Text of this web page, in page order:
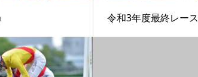
令和3年度最終レース